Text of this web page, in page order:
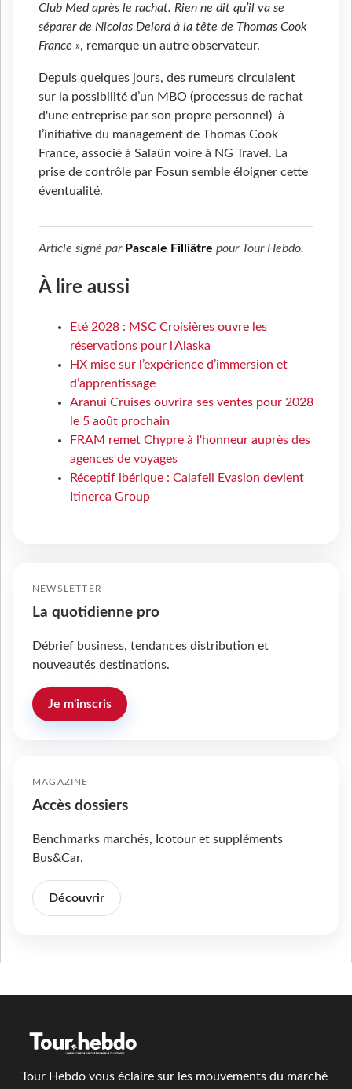
Club Med après le rachat. Rien ne dit qu’il va se
séparer de Nicolas Delord à la tête de Thomas Cook
France », remarque un autre observateur.
Depuis quelques jours, des rumeurs circulaient
sur la possibilité d’un MBO (processus de rachat
d'une entreprise par son propre personnel) à
l’initiative du management de Thomas Cook
France, associé à Salaün voire à NG Travel. La
prise de contrôle par Fosun semble éloigner cette
éventualité.
Article signé par Pascale Filliâtre pour Tour Hebdo.
À lire aussi
Eté 2028 : MSC Croisières ouvre les
réservations pour l'Alaska
HX mise sur l’expérience d’immersion et
d’apprentissage
Aranui Cruises ouvrira ses ventes pour 2028
le 5 août prochain
FRAM remet Chypre à l'honneur auprès des
agences de voyages
Réceptif ibérique : Calafell Evasion devient
Itinerea Group
NEWSLETTER
La quotidienne pro
Débrief business, tendances distribution et
nouveautés destinations.
Je m'inscris
MAGAZINE
Accès dossiers
Benchmarks marchés, Icotour et suppléments
Bus&Car.
Découvrir
Tour Hebdo vous éclaire sur les mouvements du marché